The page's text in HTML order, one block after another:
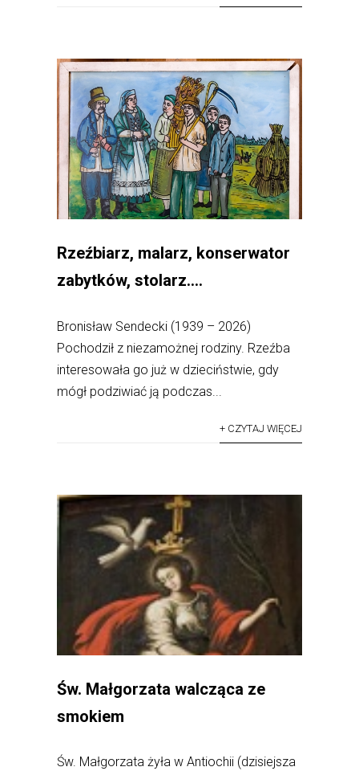
Rzeźbiarz, malarz, konserwator
zabytków, stolarz….
Bronisław Sendecki (1939 – 2026)
Pochodził z niezamożnej rodziny. Rzeźba
interesowała go już w dzieciństwie, gdy
mógł podziwiać ją podczas...
+ CZYTAJ WIĘCEJ
Św. Małgorzata walcząca ze
smokiem
Św. Małgorzata żyła w Antiochii (dzisiejsza